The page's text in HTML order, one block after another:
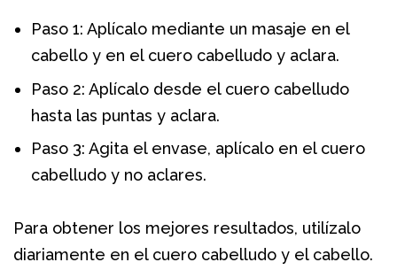
Paso 1: Aplícalo mediante un masaje en el
cabello y en el cuero cabelludo y aclara.
Paso 2: Aplícalo desde el cuero cabelludo
hasta las puntas y aclara.
Paso 3: Agita el envase, aplícalo en el cuero
cabelludo y no aclares.
Para obtener los mejores resultados, utilízalo
diariamente en el cuero cabelludo y el cabello.